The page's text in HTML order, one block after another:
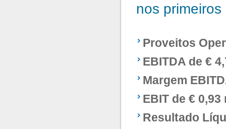
nos
Proveitos
EBITDA de €
Margem
EBIT de €
Resultado